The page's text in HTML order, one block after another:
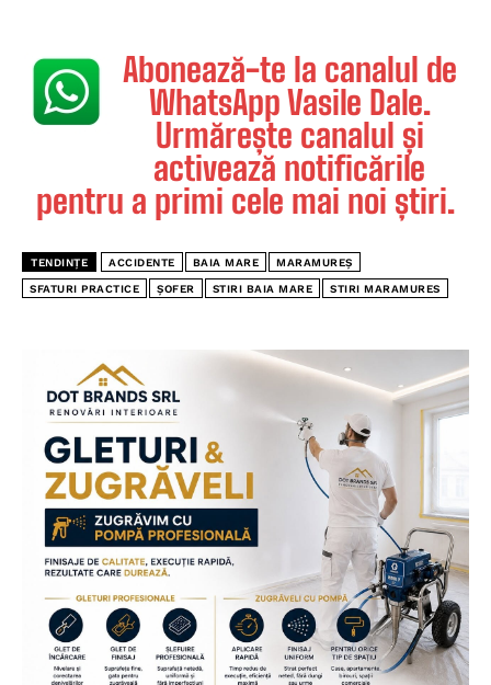
Abonează-te la canalul de
WhatsApp Vasile Dale.
Urmărește canalul și
activează notificările
pentru a primi cele mai noi știri.
TENDINȚE ACCIDENTE BAIA MARE MARAMUREȘ
SFATURI PRACTICE ȘOFER STIRI BAIA MARE STIRI MARAMURES